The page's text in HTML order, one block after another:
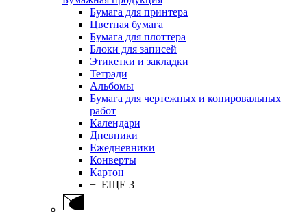
Бумага для принтера
Цветная бумага
Бумага для плоттера
Блоки для записей
Этикетки и закладки
Тетради
Альбомы
Бумага для чертежных и копировальных
работ
Календари
Дневники
Ежедневники
Конверты
Картон
+ ЕЩЕ 3